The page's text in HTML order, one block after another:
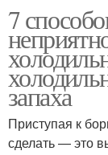
7
запаха
Приступая к
сделать — это